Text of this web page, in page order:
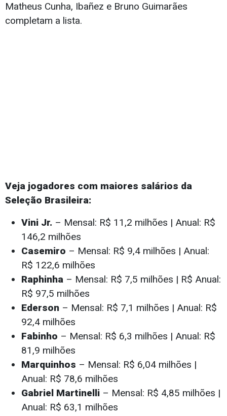
Matheus Cunha, Ibañez e Bruno Guimarães
completam a lista.
Veja jogadores com maiores salários da
Seleção Brasileira:
Vini Jr. – Mensal: R$ 11,2 milhões | Anual: R$
146,2 milhões
Casemiro – Mensal: R$ 9,4 milhões | Anual:
R$ 122,6 milhões
Raphinha – Mensal: R$ 7,5 milhões | R$ Anual:
R$ 97,5 milhões
Ederson – Mensal: R$ 7,1 milhões | Anual: R$
92,4 milhões
Fabinho – Mensal: R$ 6,3 milhões | Anual: R$
81,9 milhões
Marquinhos – Mensal: R$ 6,04 milhões |
Anual: R$ 78,6 milhões
Gabriel Martinelli – Mensal: R$ 4,85 milhões |
Anual: R$ 63,1 milhões